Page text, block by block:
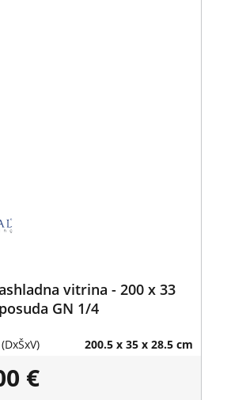
vitrina - 200 x 33
GN 1/4
200.5 x 35 x 28.5 cm
€